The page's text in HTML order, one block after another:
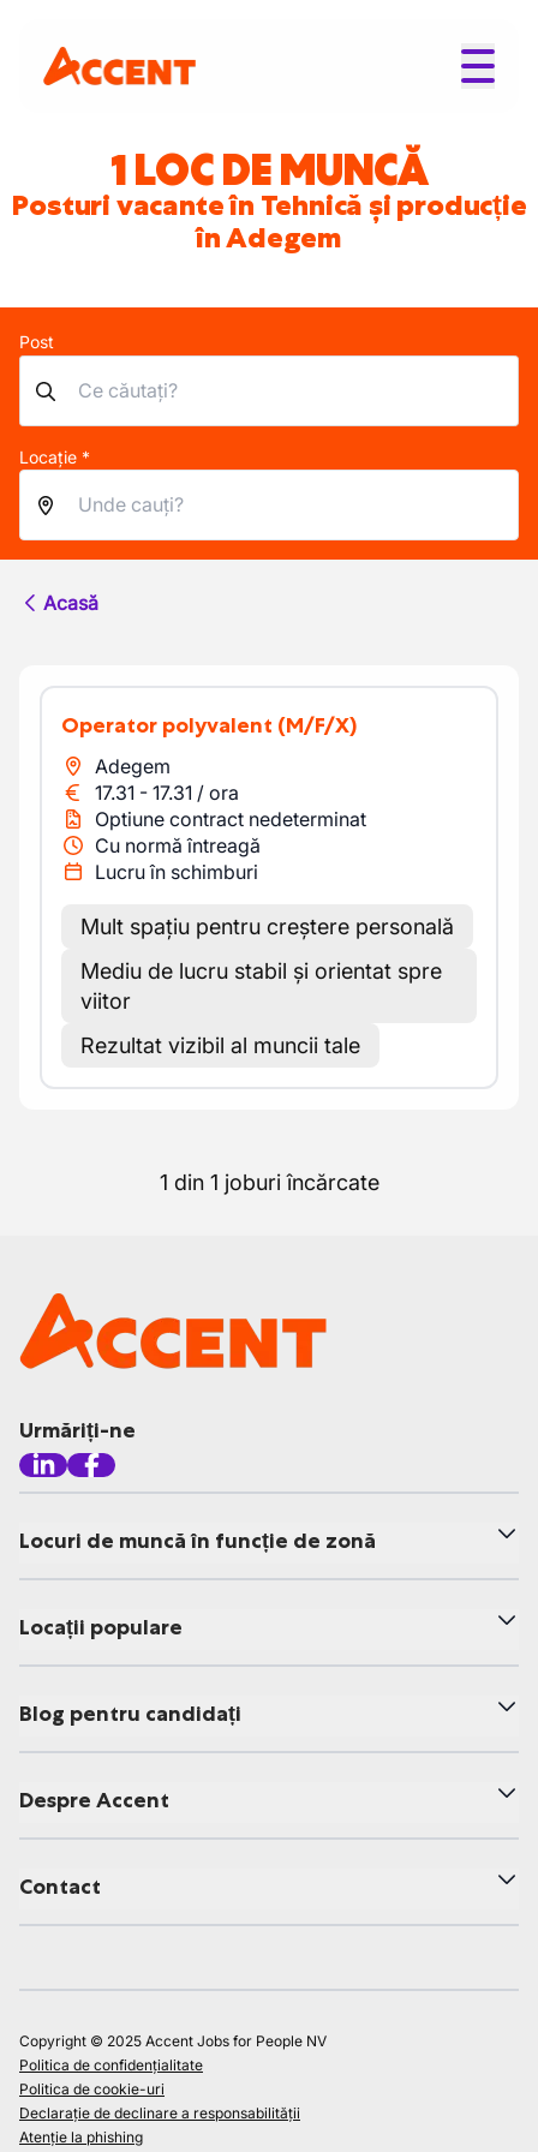
1 LOC DE MUNCĂ
Posturi vacante în Tehnică și producție
în Adegem
Post
Locație *
Acasă
Operator polyvalent (M/F/X)
Adegem
17.31 - 17.31 / ora
Optiune contract nedeterminat
Cu normă întreagă
Lucru în schimburi
Mult spațiu pentru creștere personală
Mediu de lucru stabil și orientat spre
viitor
Rezultat vizibil al muncii tale
1 din 1 joburi încărcate
Urmăriți-ne
Locuri de muncă în funcție de zonă
Locații populare
Blog pentru candidați
Despre Accent
Contact
Copyright © 2025 Accent Jobs for People NV
Politica de confidențialitate
Politica de cookie-uri
Declarație de declinare a responsabilității
Atenție la phishing